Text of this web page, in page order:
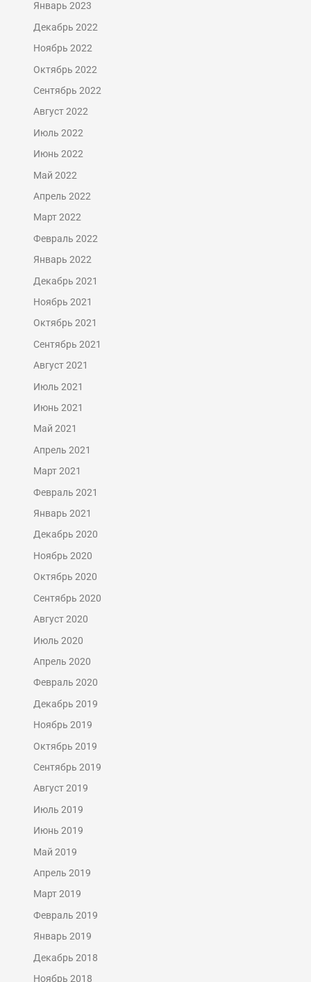
Январь 2023
Декабрь 2022
Ноябрь 2022
Октябрь 2022
Сентябрь 2022
Август 2022
Июль 2022
Июнь 2022
Май 2022
Апрель 2022
Март 2022
Февраль 2022
Январь 2022
Декабрь 2021
Ноябрь 2021
Октябрь 2021
Сентябрь 2021
Август 2021
Июль 2021
Июнь 2021
Май 2021
Апрель 2021
Март 2021
Февраль 2021
Январь 2021
Декабрь 2020
Ноябрь 2020
Октябрь 2020
Сентябрь 2020
Август 2020
Июль 2020
Апрель 2020
Февраль 2020
Декабрь 2019
Ноябрь 2019
Октябрь 2019
Сентябрь 2019
Август 2019
Июль 2019
Июнь 2019
Май 2019
Апрель 2019
Март 2019
Февраль 2019
Январь 2019
Декабрь 2018
Ноябрь 2018